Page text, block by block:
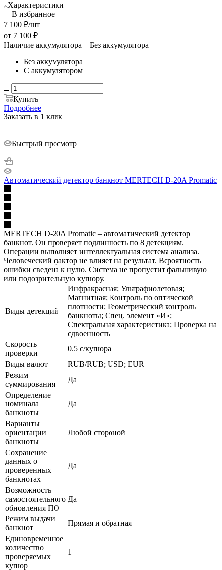
Характеристики
В избранное
7 100 ₽/шт
от 7 100 ₽
Наличие аккумулятора—Без аккумулятора
Без аккумулятора
С аккумулятором
Купить
Подробнее
Заказать в 1 клик
Быстрый просмотр
Автоматический детектор банкнот MERTECH D-20A Promatic
MERTECH D-20A Promatic – автоматический детектор
банкнот. Он проверяет подлинность по 8 детекциям.
Операции выполняет интеллектуальная система анализа.
Человеческий фактор не влияет на результат. Вероятность
ошибки сведена к нулю. Система не пропустит фальшивую
или подозрительную купюру.
Виды детекций
Инфракрасная; Ультрафиолетовая;
Магнитная; Контроль по оптической
плотности; Геометрический контроль
банкноты; Спец. элемент «И»;
Спектральная характеристика; Проверка на
сдвоенность
Скорость
проверки
0.5 с/купюра
Виды валют
RUB/RUB; USD; EUR
Режим
суммирования
Да
Определение
номинала
банкноты
Да
Варианты
ориентации
банкноты
Любой стороной
Сохранение
данных о
проверенных
банкнотах
Да
Возможность
самостоятельного
обновления ПО
Да
Режим выдачи
банкнот
Прямая и обратная
Единовременное
количество
проверяемых
купюр
1